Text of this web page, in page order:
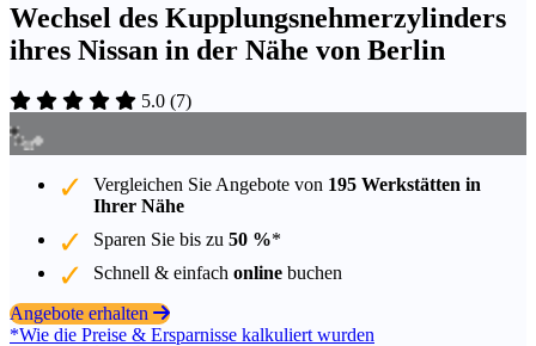
Wechsel des Kupplungsnehmerzylinders
ihres Nissan in der Nähe von Berlin
5.0 (7)
Vergleichen Sie Angebote von 195 Werkstätten in
Ihrer Nähe
Sparen Sie bis zu 50 %*
Schnell & einfach online buchen
Angebote erhalten
*Wie die Preise & Ersparnisse kalkuliert wurden